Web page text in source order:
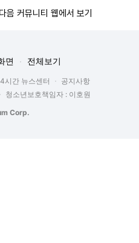
음 커뮤니티 웹에서 보기
면 전체보기
시간 뉴스센터
공지사항
청소년보호책임자 : 이호원
Corp.